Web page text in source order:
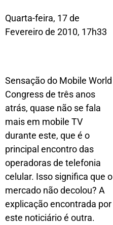
Quarta-feira, 17 de
Fevereiro de 2010, 17h33
Sensação do Mobile World
Congress de três anos
atrás, quase não se fala
mais em mobile TV
durante este, que é o
principal encontro das
operadoras de telefonia
celular. Isso significa que o
mercado não decolou? A
explicação encontrada por
este noticiário é outra.